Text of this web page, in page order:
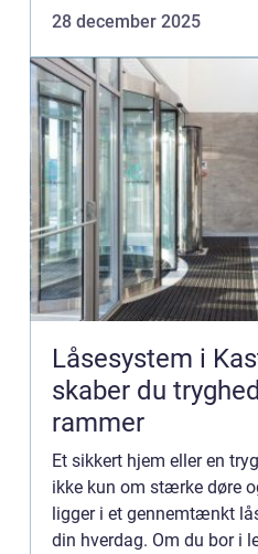
28 december 2025
Låsesystem i
skaber du
rammer
Et sikkert hjem eller en
ikke kun om stærke døre
ligger i et gennemtænkt
din hverdag. Om du bor i